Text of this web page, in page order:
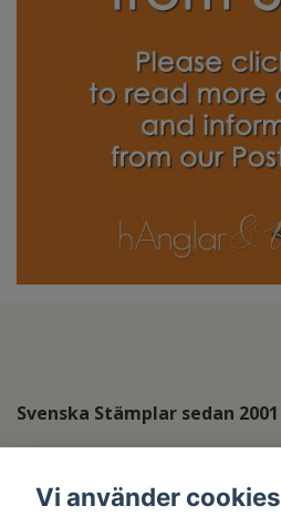
Svenska Stämplar sedan 2001
Vi använder cookies